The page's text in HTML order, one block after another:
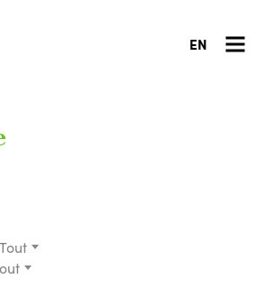
EN
Tout